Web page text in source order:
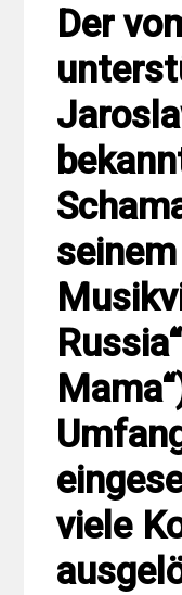
Der
viele